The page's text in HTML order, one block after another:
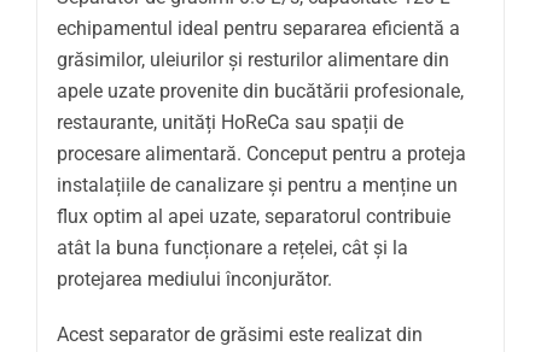
echipamentul ideal pentru separarea eficientă a
grăsimilor, uleiurilor și resturilor alimentare din
apele uzate provenite din bucătării profesionale,
restaurante, unități HoReCa sau spații de
procesare alimentară. Conceput pentru a proteja
instalațiile de canalizare și pentru a menține un
flux optim al apei uzate, separatorul contribuie
atât la buna funcționare a rețelei, cât și la
protejarea mediului înconjurător.
Acest separator de grăsimi este realizat din